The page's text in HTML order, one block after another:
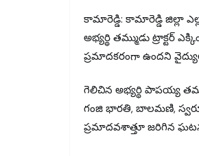
కామారెడ్డి: కామారెడ్డి జిల్లా
అభ్యర్థి తమ్ముడు ట్రాక్టర్
ప్రమాదకరంగా ఉందని
గెలిచిన అభ్యర్థి పాపయ్య
గంజి భారతి, బాలమణి,
ప్రమాదవశాత్తూ జరిగిన